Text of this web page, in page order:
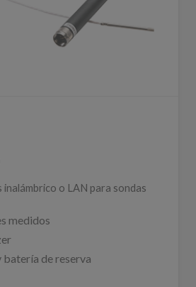
o LAN para sondas
medidos
de reserva